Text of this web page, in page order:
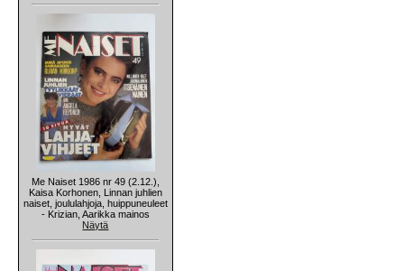
Me Naiset 1986 nr 49 (2.12.),
Kaisa Korhonen, Linnan juhlien
naiset, joululahjoja, huippuneuleet
- Krizian, Aarikka mainos
Näytä